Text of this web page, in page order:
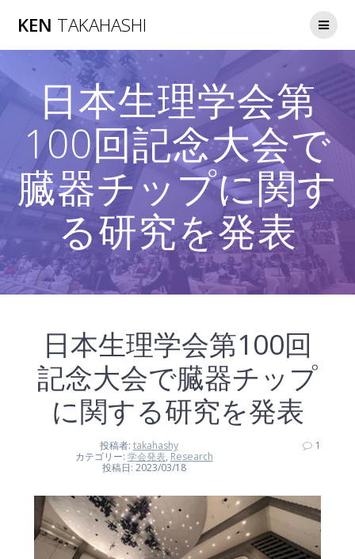
ン
へ
ス
キ
ッ
プ
KEN TAKAHASHI
日本生理学会第
100回記念大会で
臓器チップに関す
る研究を発表
日本生理学会第100回
記念大会で臓器チップ
に関する研究を発表
投稿者: takahashy
カテゴリー: 学会発表, Research
投稿日: 2023/03/18
1